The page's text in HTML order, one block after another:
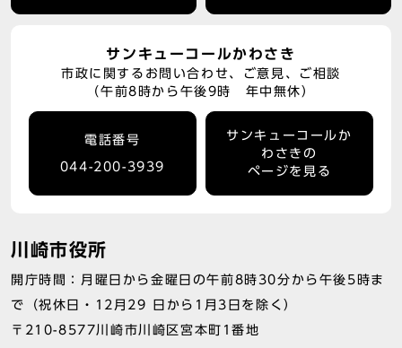
サンキューコールかわさき
市政に関するお問い合わせ、ご意見、ご相談
（午前8時から午後9時 年中無休）
電話番号
044-200-3939
サンキューコールか
わさきの
ページを見る
川崎市役所
開庁時間：月曜日から金曜日の午前8時30分から午後5時ま
で（祝休日・12月29 日から1月3日を除く）
〒210-8577川崎市川崎区宮本町1番地